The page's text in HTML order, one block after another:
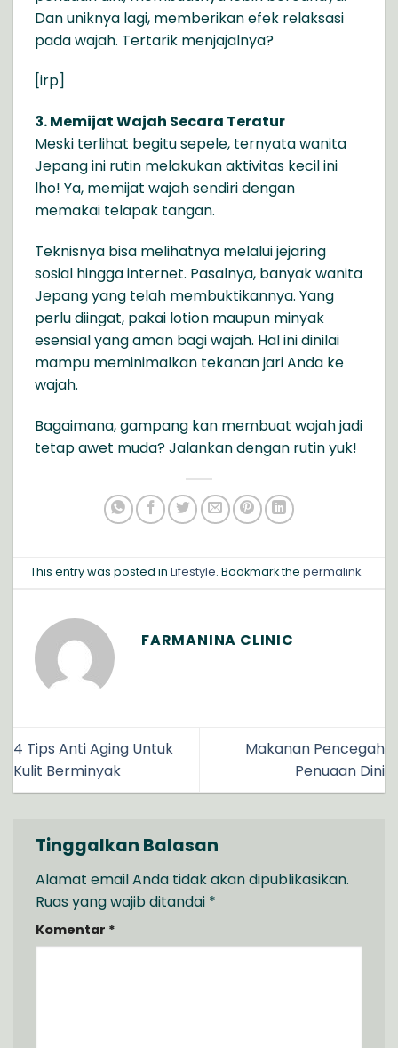
Dan uniknya lagi, memberikan efek relaksasi
pada wajah. Tertarik menjajalnya?
[irp]
3. Memijat Wajah Secara Teratur
Meski terlihat begitu sepele, ternyata wanita
Jepang ini rutin melakukan aktivitas kecil ini
lho! Ya, memijat wajah sendiri dengan
memakai telapak tangan.
Teknisnya bisa melihatnya melalui jejaring
sosial hingga internet. Pasalnya, banyak wanita
Jepang yang telah membuktikannya. Yang
perlu diingat, pakai lotion maupun minyak
esensial yang aman bagi wajah. Hal ini dinilai
mampu meminimalkan tekanan jari Anda ke
wajah.
Bagaimana, gampang kan membuat wajah jadi
tetap awet muda? Jalankan dengan rutin yuk!
This entry was posted inLifestyle. Bookmark thepermalink.
FARMANINA CLINIC
4 Tips Anti Aging Untuk
Kulit Berminyak
Makanan Pencegah
Penuaan Dini
Tinggalkan Balasan
Alamat email Anda tidak akan dipublikasikan.
Ruas yang wajib ditandai *
Komentar *